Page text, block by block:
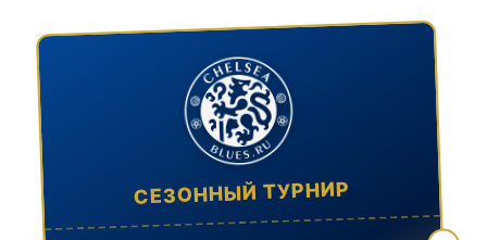
СЕЗОННЫЙ ТУРНИР